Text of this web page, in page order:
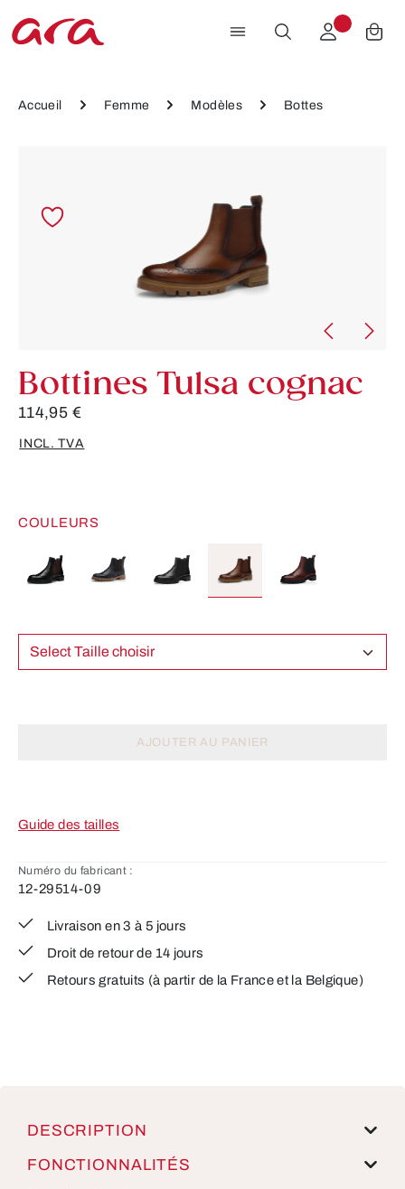
Passer au contenu principal
Accueil Femme Modèles Bottes
Bottines Tulsa cognac
114,95 €
INCL. TVA
COULEURS
Select Taille choisir
AJOUTER AU PANIER
Guide des tailles
Numéro du fabricant :
12-29514-09
Livraison en 3 à 5 jours
Droit de retour de 14 jours
Retours gratuits (à partir de la France et la Belgique)
DESCRIPTION
FONCTIONNALITÉS